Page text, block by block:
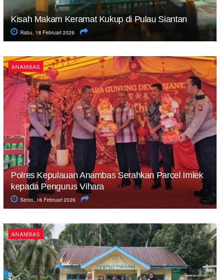
Kisah Makam Keramat Kukup di Pulau Siantan
Rabu, 18 Februari 2026
ANAMBAS
Polres Kepulauan Anambas Serahkan Parcel Imlek
kepada Pengurus Vihara
Senin, 16 Februari 2026
ANAMBAS